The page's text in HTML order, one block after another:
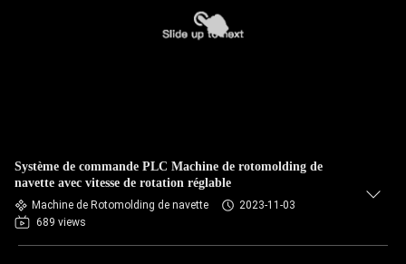
Système de commande PLC Machine de rotomolding de
navette avec vitesse de rotation réglable
Machine de Rotomolding de navette
2023-11-03
689 views